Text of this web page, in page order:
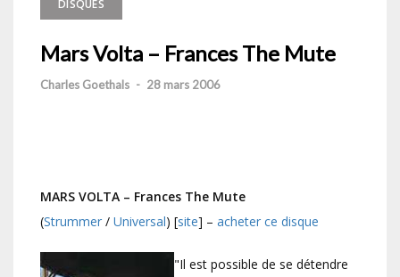
DISQUES
Mars Volta – Frances The Mute
Charles Goethals - 28 mars 2006
MARS VOLTA – Frances The Mute
(Strummer / Universal) [site] – acheter ce disque
"Il est possible de se détendre